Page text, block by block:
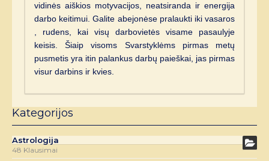
vidinės aiškios motyvacijos, neatsiranda ir energija
darbo keitimui. Galite abejonėse pralaukti iki vasaros
, rudens, kai visų darbovietės visame pasaulyje
keisis. Šiaip visoms Svarstyklėms pirmas metų
pusmetis yra itin palankus darbų paieškai, jas pirmas
visur darbins ir kvies.
Kategorijos
Astrologija
48 Klausimai